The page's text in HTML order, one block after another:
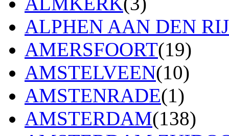
ALPHEN AAN DEN
AMERSFOORT(19)
AMSTELVEEN(10)
AMSTENRADE(1)
AMSTERDAM(138)